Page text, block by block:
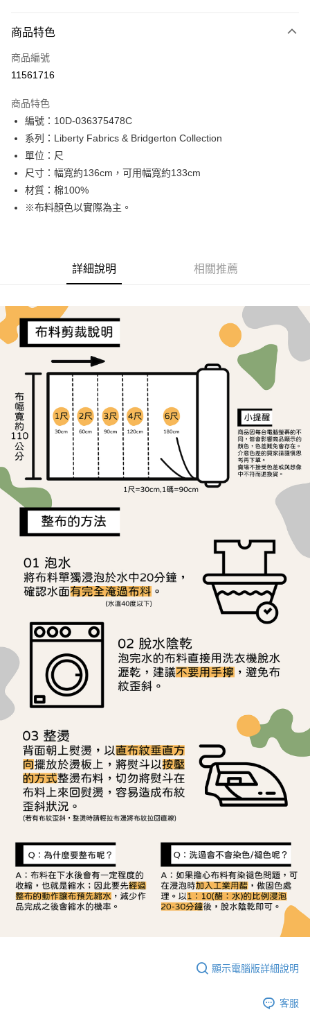
信用卡一次付款
超商取貨付款
Apple Pay
街口支付
Google Pay
AFTEE先享後付
相關說明
１．簡單：不需註冊會員、不需綁卡、不需儲值。
２．便利：只要手機號碼，簡訊認證，即可結帳。
【「AFTEE先享後付」結帳流程】
１．於結帳方式選擇「AFTEE先享後付」後，將跳轉至「AFTEE先享後付」
結帳頁面，進行簡訊認證並確認金額後，即可完成結帳。
３．收到繳費通知簡訊後14天內，點擊此簡訊中的連結，可透過四大超商／
ATM／網路銀行／等多元方式進行付款，方視為交易完成。
※ 請注意：結帳手續完成當下不需立刻繳費，但若您需要取消訂單，請聯絡
購買商品的店家。未經商家同意取消之訂單仍視為有效，需透過AFTEE先享
後付繳納相關費用。
※ 交易是否成功請以「AFTEE先享後付 」之結帳頁面顯示為準，若有關於
是否繳費成功／繳費後需取消欲退款等相關疑問，請聯繫「AFTEE先享後付
客戶支援中心」 https://netprotections.freshdesk.com/support/home
【注意事項】
１．透過由恩沛科技股份有限公司提供之「AFTEE先享後付」服務完成之交
易，需依本服務之必要範圍內提供個人資料，並將交易相關給付款項請求債
權轉讓予恩沛科技股份有限公司。
２．關於個人資料處理事宜，請瀏覽以下網址：
https://aftee.tw/terms/#terms3
３．未成年的使用者請事先徵得法定代理人或監護人之同意方可使用
「AFTEE先享後付」，若未經同意申辦者引起之損失，本公司不負相關責
任。
４．使用「AFTEE先享後付」時，將依據個別帳號之用戶狀況，依本公司即
時審查核予不同之上限額度；若仍有額度不足之情形，本公司將視審查結果
５．嚴禁一人註冊多個帳號或使用他人資訊註冊。若發現惡意使用之情形，
恩沛科技股份有限公司將有權停止該用戶之使用額度並採取法律行動。
每筆NT$65，滿NT$1,500(含以上)免運費
7-11取貨付款
每筆NT$65，滿NT$1,500(含以上)免運費
每筆NT$150，滿NT$1,500(含以上)免運費
離島宅配
每筆NT$240
商品特色
商品編號
11561716
商品特色
編號：10D-036375478C
系列：Liberty Fabrics & Bridgerton Collection
單位：尺
尺寸：幅寬約136cm，可用幅寬約133cm
材質：棉100%
※布料顏色以實際為主。
詳細說明 相關推薦
顯示電腦版詳細說明
客服